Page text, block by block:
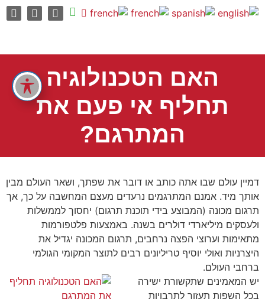
האם הטכנולוגיה
תחליף אי פעם את
המתרגם?
דמיין עולם שבו אתה כותב או דובר את שפתך, ושאר העולם מבין
אותך מיד. אמנם המתרגמים נרעדים מעצם המחשבה על כך, אך
תרגום מכונה (המבוצע בידי תוכנת תרגום) יחסוך לממשלות
ולעסקים מיליארדי דולרים בשנה. באמצעות פלטפורמות
מתאימות וערוצי הפצה נרחבים, תרגום המכונה יגדיל את
היצרניות ואולי יוסיף טריליונים רבים לתוצר המקומי הגולמי
ברחבי העולם.
יש המאמינים שתקשורת ישירה
בכל השפות תעזור לתרבויות